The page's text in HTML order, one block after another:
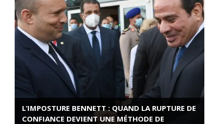
L’IMPOSTURE BENNETT : QUAND LA RUPTURE DE
CONFIANCE DEVIENT UNE MÉTHODE DE